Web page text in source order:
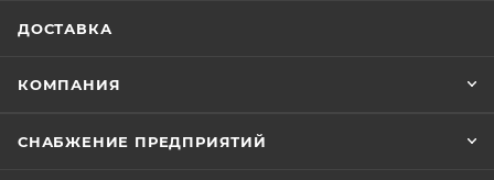
ДОСТАВКА
КОМПАНИЯ
СНАБЖЕНИЕ ПРЕДПРИЯТИЙ